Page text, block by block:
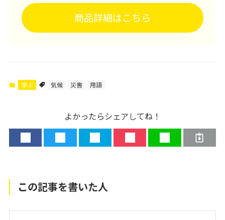
商品詳細はこちら
学ぶ 気候 災害 用語
よかったらシェアしてね！
この記事を書いた人